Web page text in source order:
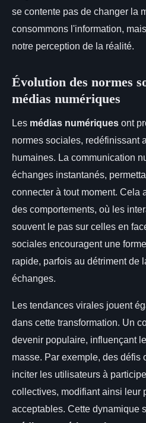
se contente pas de changer la
consommons l'information,
notre perception de la réalité.
Évolution des normes
médias numériques
Les médias numériques ont
normes sociales, redéfinissant
humaines. La communication
échanges instantanés,
connecter à tout moment. Cela
des comportements, où les
souvent le pas sur celles en
sociales encouragent une
rapide, parfois au détriment de
échanges.
Les tendances virales jouent
dans cette transformation. Un
devenir populaire, influençant
masse. Par exemple, des défis
inciter les utilisateurs à
collectives, modifiant ainsi leur
acceptables. Cette dynamique